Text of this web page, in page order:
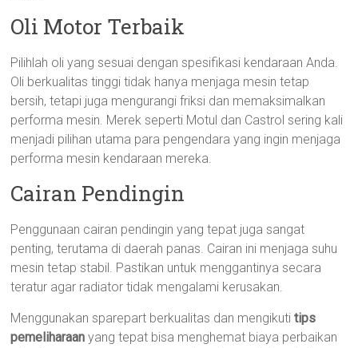
Oli Motor Terbaik
Pilihlah oli yang sesuai dengan spesifikasi kendaraan Anda.
Oli berkualitas tinggi tidak hanya menjaga mesin tetap
bersih, tetapi juga mengurangi friksi dan memaksimalkan
performa mesin. Merek seperti Motul dan Castrol sering kali
menjadi pilihan utama para pengendara yang ingin menjaga
performa mesin kendaraan mereka.
Cairan Pendingin
Penggunaan cairan pendingin yang tepat juga sangat
penting, terutama di daerah panas. Cairan ini menjaga suhu
mesin tetap stabil. Pastikan untuk menggantinya secara
teratur agar radiator tidak mengalami kerusakan.
Menggunakan sparepart berkualitas dan mengikutitips
pemeliharaan yang tepat bisa menghemat biaya perbaikan